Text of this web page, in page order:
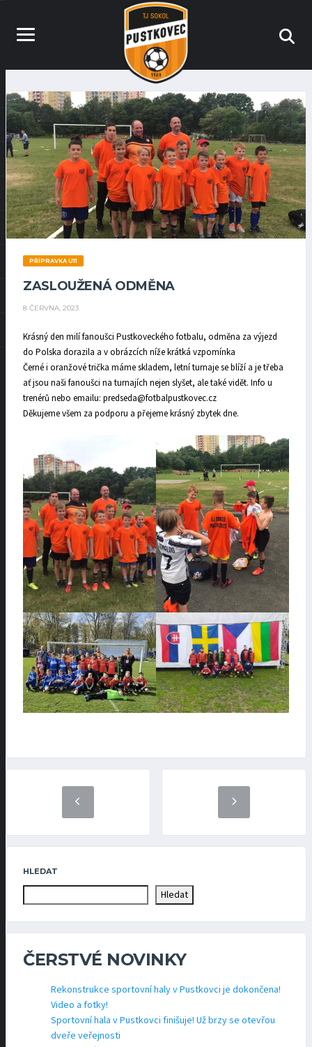
PŘÍPRAVKA U11
ZASLOUŽENÁ ODMĚNA
8 ČERVNA, 2023
Krásný den milí fanoušci Pustkoveckého fotbalu, odměna za výjezd
do Polska dorazila a v obrázcích níže krátká vzpomínka
Černé i oranžové trička máme skladem, letní turnaje se blíží a je třeba
ať jsou naši fanoušci na turnajích nejen slyšet, ale také vidět. Info u
trenérů nebo emailu: predseda@fotbalpustkovec.cz
Děkujeme všem za podporu a přejeme krásný zbytek dne.
HLEDAT
Hledat
ČERSTVÉ NOVINKY
Rekonstrukce sportovní haly v Pustkovci je dokončena!
Video a fotky!
Sportovní hala v Pustkovci finišuje! Už brzy se otevřou
dveře veřejnosti